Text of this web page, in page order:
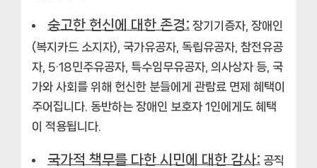
숭고한 헌신에 대한 존경: 장기기증자, 장애인
(복지카드 소지자), 국가유공자, 독립유공자, 참전유공
자, 5·18민주유공자, 특수임무유공자, 의사상자 등, 국
가와 사회를 위해 헌신한 분들에게 관람료 면제 혜택이
주어집니다. 동반하는 장애인 보호자 1인에게도 혜택
이 적용됩니다.
국가적 책무를 다한 시민에 대한 감사: 공직